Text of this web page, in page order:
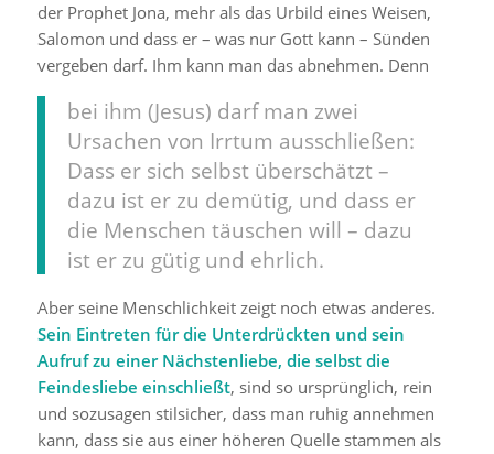
der Prophet Jona, mehr als das Urbild eines Weisen,
Salomon und dass er – was nur Gott kann – Sünden
vergeben darf. Ihm kann man das abnehmen. Denn
bei ihm (Jesus) darf man zwei
Ursachen von Irrtum ausschließen:
Dass er sich selbst überschätzt –
dazu ist er zu demütig, und dass er
die Menschen täuschen will – dazu
ist er zu gütig und ehrlich.
Aber seine Menschlichkeit zeigt noch etwas anderes.
Sein Eintreten für die Unterdrückten und sein
Aufruf zu einer Nächstenliebe, die selbst die
Feindesliebe einschließt, sind so ursprünglich, rein
und sozusagen stilsicher, dass man ruhig annehmen
kann, dass sie aus einer höheren Quelle stammen als